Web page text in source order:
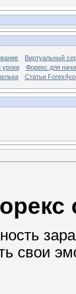
Виртуальный
уроки
Форекс для
Статьи
свои